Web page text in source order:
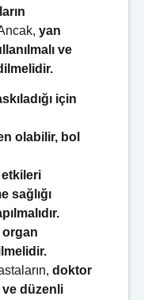
yan
ve
için
olabilir, bol
etkileri
sağlığı
organ
doktor
düzenli